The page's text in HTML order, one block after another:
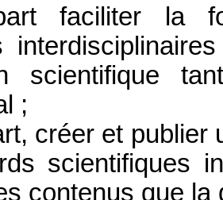
faciliter la
scientifique
;
créer et
scientifiques
contenus que